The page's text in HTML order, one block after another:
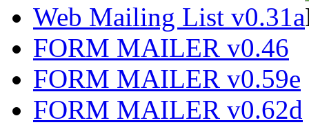
Web Mailing List v0.31a
FORM MAILER v0.46
FORM MAILER v0.59e
FORM MAILER v0.62d